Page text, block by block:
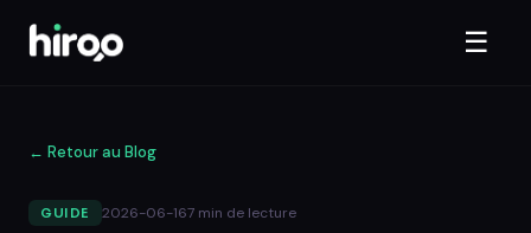
☰
← Retour au Blog
GUIDE 2026-06-167 min de lecture